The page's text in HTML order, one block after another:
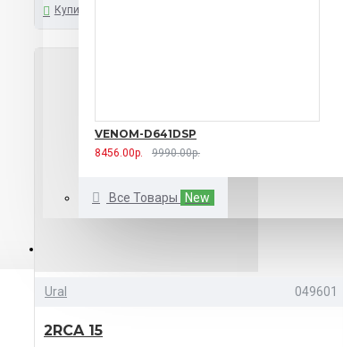
VENOM-D641DSP
8456.00р. 9990.00р.
Все Товары New
Купить
Ural 049601
2RCA 15